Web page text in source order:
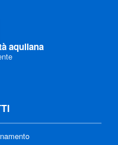
aquilana